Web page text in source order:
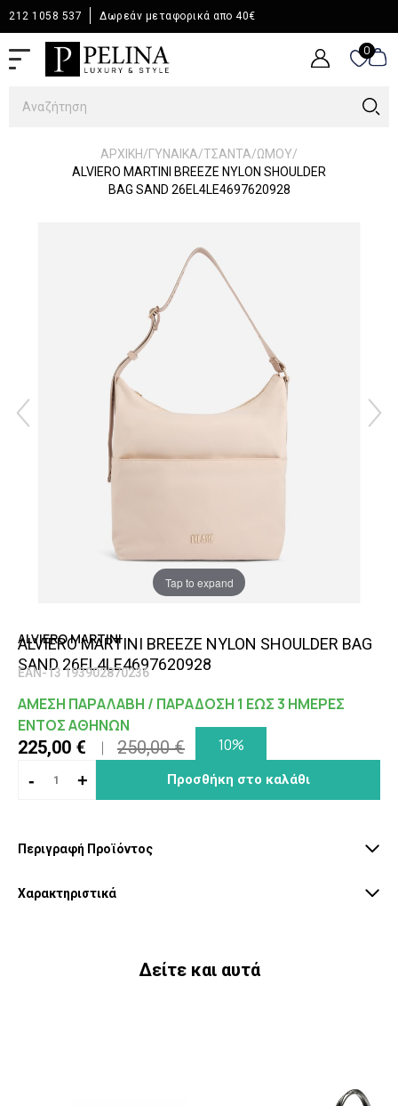
212 1058 537 Δωρεάν μεταφορικά απο 40€
0
0
ΑΡΧΙΚΉ/ΓΥΝΑΙΚΑ/ΤΣΑΝΤΑ/ΩΜΟΥ/
ALVIERO MARTINI BREEZE NYLON SHOULDER
BAG SAND 26EL4LE4697620928
Tap to expand
ALVIERO MARTINI
ALVIERO MARTINI BREEZE NYLON SHOULDER BAG
SAND 26EL4LE4697620928
EAN-13 193902870236
ΑΜΕΣΗ ΠΑΡΑΛΑΒΗ / ΠΑΡΑΔΟΣΗ 1 ΕΩΣ 3 ΗΜΕΡΕΣ
ΕΝΤΟΣ ΑΘΗΝΩΝ
225,00 € 250,00 €
10%
-
+ Προσθήκη στο καλάθι
Περιγραφή Προϊόντος
Χαρακτηριστικά
Δείτε και αυτά